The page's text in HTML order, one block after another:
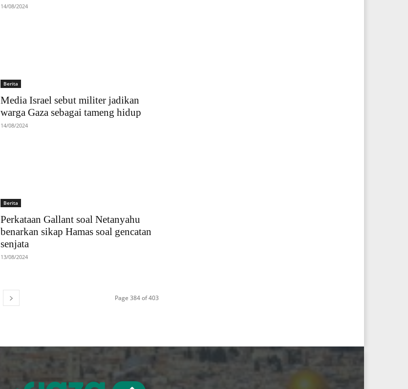
14/08/2024
Berita
Media Israel sebut militer jadikan
warga Gaza sebagai tameng hidup
14/08/2024
Berita
Perkataan Gallant soal Netanyahu
benarkan sikap Hamas soal gencatan
senjata
13/08/2024
Page 384 of 403